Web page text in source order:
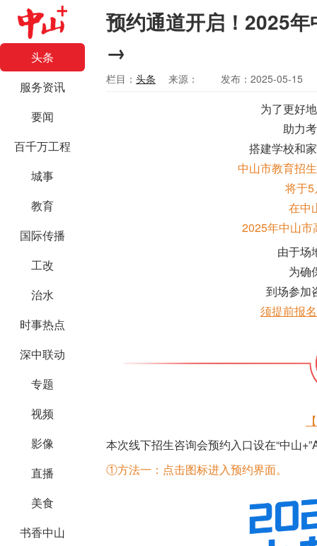
头条
服务资讯
要闻
百千万工程
城事
教育
国际传播
工改
治水
时事热点
深中联动
专题
视频
影像
直播
美食
书香中山
预约通道开启！2025
→
栏目： 头条 来源： 发布：2025-05-15
为了更好
助力
搭建学校和
中山市教育招
将于
在中
2025年中山市
由于场
为确
到场参加
须提前报
本次线下招生咨询会预约入口设在“中山
①方法一：点击图标进入预约界面。